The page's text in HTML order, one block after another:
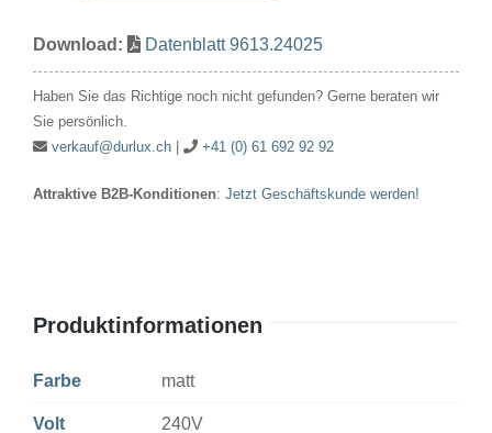
25W
matt
Download: Datenblatt 9613.24025
Haben Sie das Richtige noch nicht gefunden? Gerne beraten wir
Sie persönlich.
verkauf@durlux.ch| +41 (0) 61 692 92 92
Attraktive B2B-Konditionen: Jetzt Geschäftskunde werden!
Produktinformationen
Farbe matt
Volt 240V